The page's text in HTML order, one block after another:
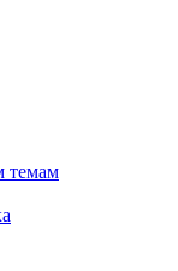
темам